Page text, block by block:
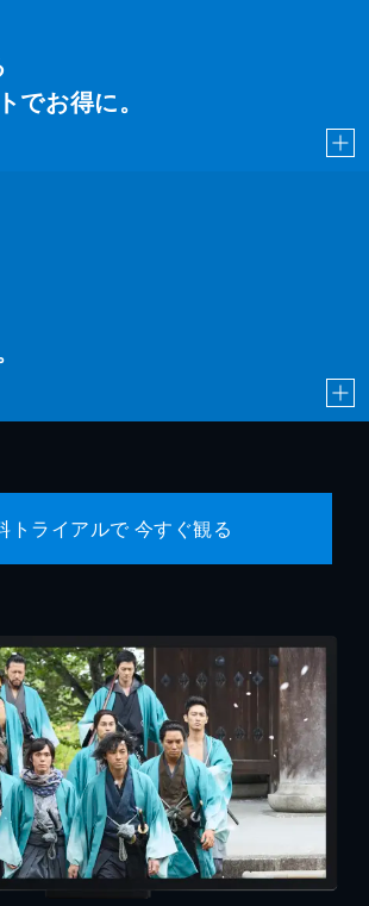
でお得に。
トライアルで 今すぐ観る